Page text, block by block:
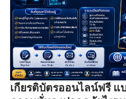
เกียรติบัตรออนไลน์ฟรี